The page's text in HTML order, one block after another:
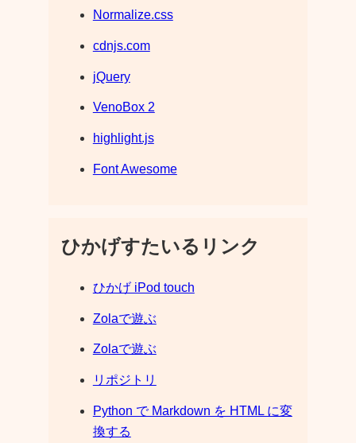
Normalize.css
cdnjs.com
jQuery
VenoBox 2
highlight.js
Font Awesome
ひかげすたいるリンク
ひかげ iPod touch
Zolaで遊ぶ
Zolaで遊ぶ
リポジトリ
Python で Markdown を HTML に変
換する